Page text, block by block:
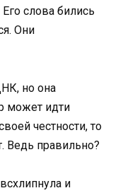
слова бились
Они
но она
может идти
честности, то
Ведь правильно?
и